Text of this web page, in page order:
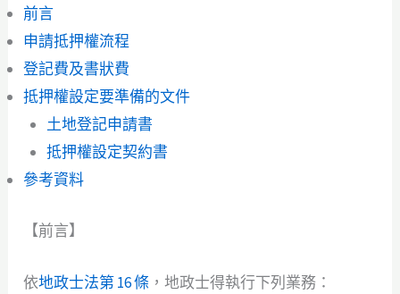
前言
申請抵押權流程
登記費及書狀費
抵押權設定要準備的文件
土地登記申請書
抵押權設定契約書
參考資料
【前言】
依地政士法第 16 條 ，地政士得執行下列業務：